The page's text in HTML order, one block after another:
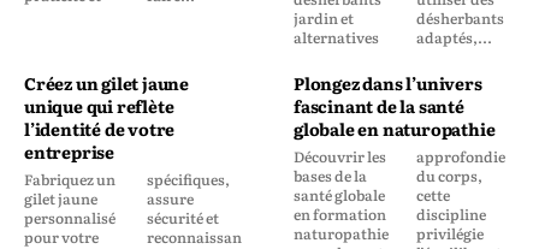
jardin et
alternatives
désherbants
adaptés,...
Créez un gilet jaune
unique qui reflète
l’identité de votre
entreprise
Fabriquez un
gilet jaune
personnalisé
pour votre
spécifiques,
assure
sécurité et
reconnaissan
Plongez dans l’univers
fascinant de la santé
globale en naturopathie
Découvrir les
bases de la
santé globale
en formation
naturopathie
approfondie
du corps,
cette
discipline
privilégie